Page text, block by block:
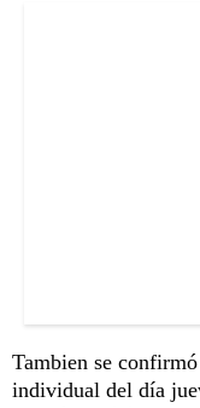
Tambien se
individual del día